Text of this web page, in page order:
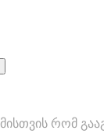
რომ